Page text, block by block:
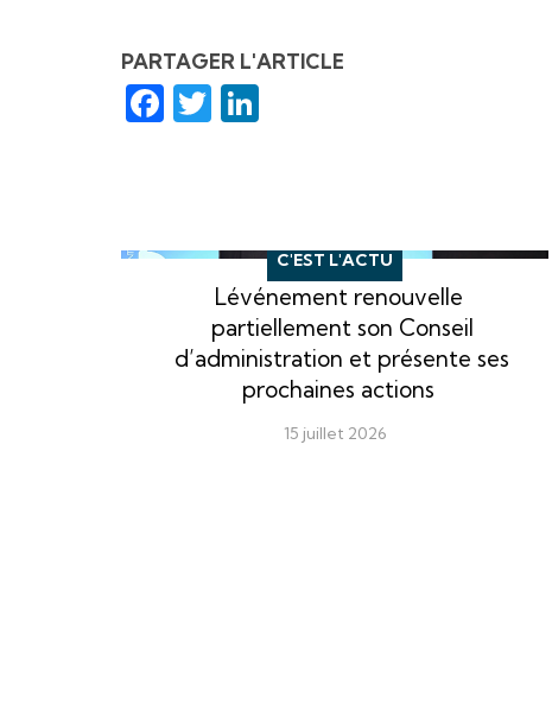
PARTAGER L'ARTICLE
Facebook
Twitter
C'EST L'ACTU
Lévénement renouvelle
partiellement son Conseil
d’administration et présente ses
prochaines actions
15 juillet 2026